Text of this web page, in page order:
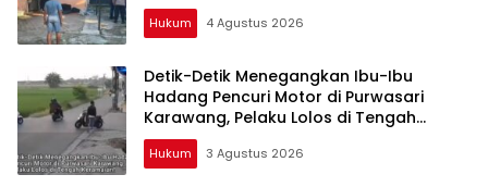
Hukum 4 Agustus 2026
Detik-Detik Menegangkan Ibu-Ibu
Hadang Pencuri Motor di Purwasari
Karawang, Pelaku Lolos di Tengah
Keramaian!
Hukum 3 Agustus 2026